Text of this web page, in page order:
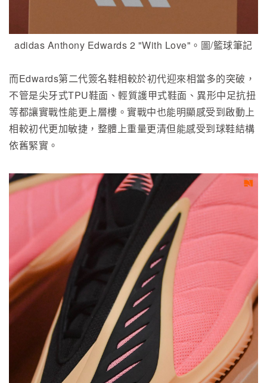
adidas Anthony Edwards 2 "With Love"。圖/籃球筆記
而Edwards第二代簽名鞋相較於初代迎來相當多的突破，
不管是尖牙式TPU鞋面、輕質護甲式鞋面、異形中足抗扭
等都讓實戰性能更上層樓。實戰中也能明顯感受到啟動上
相較初代更加敏捷，整體上重量更清但能感受到球鞋結構
依舊緊實。